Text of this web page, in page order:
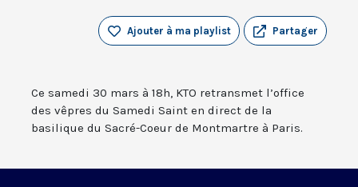
Partager
Ajouter à ma playlist
Ce samedi 30 mars à 18h, KTO retransmet l’office
des vêpres du Samedi Saint en direct de la
basilique du Sacré-Coeur de Montmartre à Paris.